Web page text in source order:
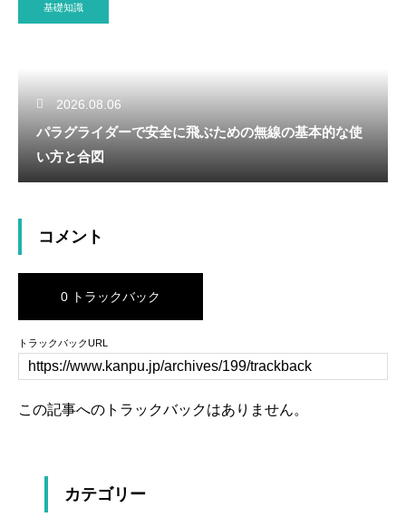
基礎知識
2026.08.06
パラグライダーで安全に飛ぶための無線の基本的な使
い方と合図
コメント
0 トラックバック
トラックバックURL
この記事へのトラックバックはありません。
カテゴリー